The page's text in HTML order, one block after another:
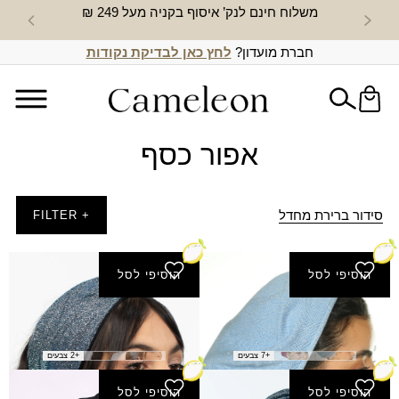
משלוח חינם לנק’ איסוף בקניה מעל 249 ₪ חדש
חברת מועדון? לחץ כאן לבדיקת נקודות
אפור כסף
סידור ברירת מחדל + FILTER
הוסיפי לסל
ברט לורקס L
₪45.00
+7 צבעים
הוסיפי לסל
סרט גושן
₪89.00
המחיר
המקורי
₪40.00 המחיר
הנוכחי
+2 צבעים
הוסיפי לסל הוסיפי לסל